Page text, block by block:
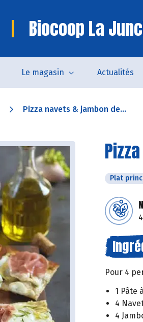
Biocoop La
Le magasin Actualités
Pizza navets & jambon de...
Plat
Pour 4
1 Pâte
4
4